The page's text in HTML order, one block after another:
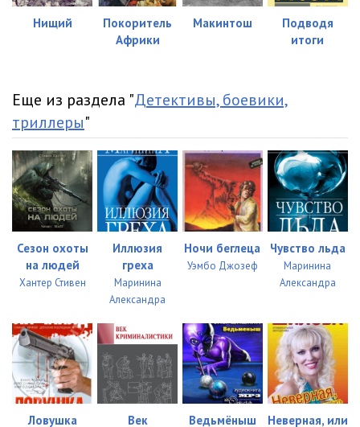
Нищий
Покоритель
Африки
Макинтош
Подводя
итоги
Еще из раздела "Детективы, боевики,
триллеры"
Сезон охоты
на людей
Хантер Стивен
Иллюзия
греха
Маринина
Александра
Ночи беглеца
Уэмбо Джозеф
Чувство льда
Маринина
Александра
Ловушка Век Ведьмёныш Неверная, или